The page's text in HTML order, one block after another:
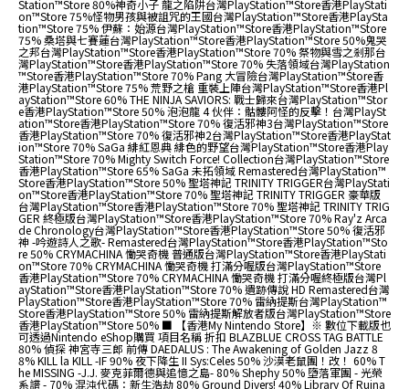
Station™Store 80% ​神奇小子 龍之陷阱台灣PlayStation™Store香港PlayStati
on™Store 75% ​怪物男孩與被詛咒的王國台灣PlayStation™Store香港PlaySta
tion™Store 75% 伊蘇：始源台灣PlayStation™Store香港PlayStation™Store
75% 桑塔與七賽蓮台灣PlayStation™Store香港PlayStation™Store 50% ​鬼哭
之邦台灣PlayStation™Store香港PlayStation™Store 70% 祭物與雪之剎那台
灣PlayStation™Store香港PlayStation™Store 70% 失落領域台灣PlayStation
™Store香港PlayStation™Store 70% Pang 大冒險台灣PlayStation™Store香
港PlayStation™Store 75% 荒野之槍 重裝上陣台灣PlayStation™Store香港Pl
ayStation™Store 60% THE NINJA SAVIORS: 戰士歸來台灣PlayStation™Stor
e香港PlayStation™Store 50% 泡泡龍 4 伙伴：骷髏阿怪的反擊！台灣PlaySt
ation™Store香港PlayStation™Store 70% 復活邪神3台灣PlayStation™Store
香港PlayStation™Store 70% 復活邪神2台灣PlayStation™Store香港PlayStat
ion™Store 70% SaGa 緋紅恩典 緋色的野望台灣PlayStation™Store香港Play
Station™Store 70% Mighty Switch Force! Collection台灣PlayStation™Store
香港PlayStation™Store 65% SaGa 未拓領域 Remastered台灣PlayStation™
Store香港PlayStation™Store 50% 聖塔神記 TRINITY TRIGGER台灣PlayStati
on™Store香港PlayStation™Store 70% 聖塔神記 TRINITY TRIGGER 豪華版
台灣PlayStation™Store香港PlayStation™Store 70% 聖塔神記 TRINITY TRIG
GER 終極版台灣PlayStation™Store香港PlayStation™Store 70% Ray'z Arca
de Chronology台灣PlayStation™Store香港PlayStation™Store 50% 復活邪
神 -吟遊詩人之歌- Remastered台灣PlayStation™Store香港PlayStation™Sto
re 50% CRYMACHINA 慟哭奇機 普通版台灣PlayStation™Store香港PlayStati
on™Store 70% CRYMACHINA 慟哭奇機 打滿分喔版台灣PlayStation™Store
香港PlayStation™Store 70% CRYMACHINA 慟哭奇機 打滿分喔終極版台灣Pl
ayStation™Store香港PlayStation™Store 70% 遺跡傳說 HD Remastered台灣
PlayStation™Store香港PlayStation™Store 70% 雷納提斯台灣PlayStation™
Store香港PlayStation™Store 50% 雷納提斯解放者版台灣PlayStation™Store
香港PlayStation™Store 50% ■ 【香港My Nintendo Store】※ 數位下載版也
可透過Nintendo eShop購買 項目名稱 折扣 BLAZBLUE CROSS TAG BATTLE
80% 偵探 神宮寺三郎 前傳 DAEDALUS : The Awakening of Golden Jazz 8
8% KILL la KILL -IF 90% 夜下降生 II Sys:Celes 50% 沙漠老鼠團！改！ 60% T
he MISSING -J.J. 麥克菲爾德與追憶之島- 80% Shephy 50% 墮落軍團 - 光榮
系譜 - 70% 混沌代碼：新生浩劫 80% Ground Divers! 40% Library Of Ruina